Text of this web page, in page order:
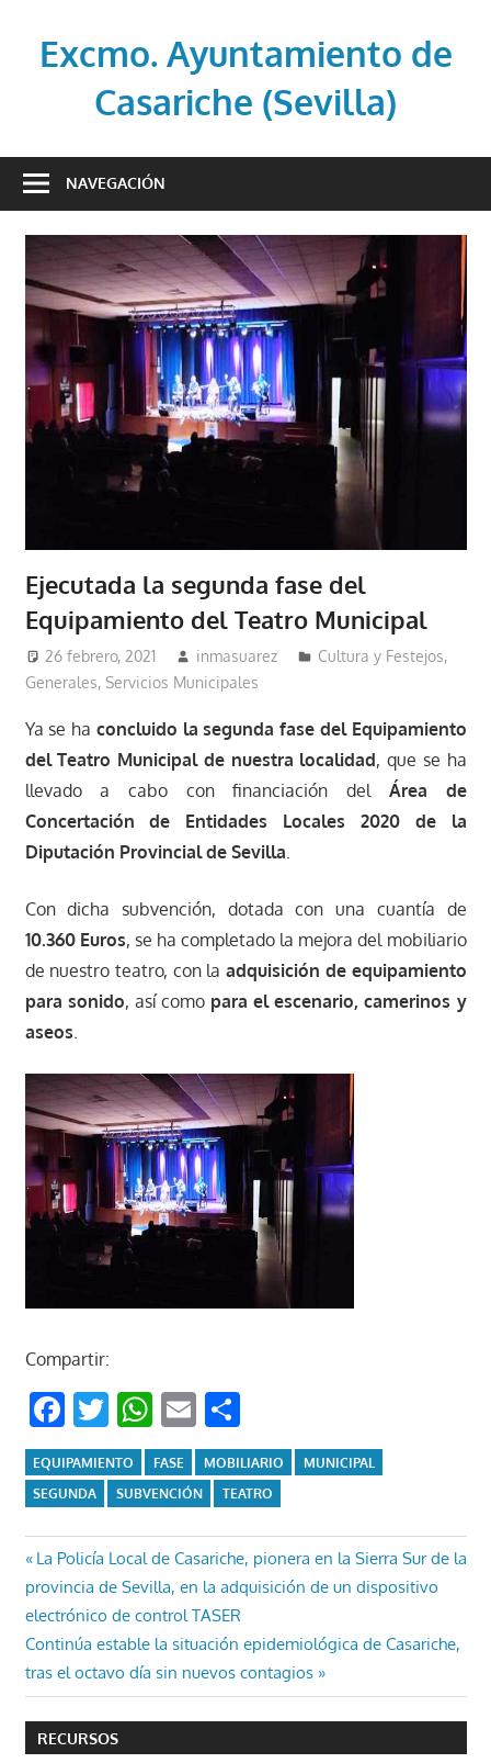
contenidoExcmo. Ayuntamiento de
Casariche (Sevilla)
oficial
Ayuntamiento
de
Casariche
(Sevilla)
NAVEGACIÓN
Ejecutada la segunda fase del
Equipamiento del Teatro Municipal
26 febrero, 2021 inmasuarez Cultura y Festejos,
Generales, Servicios Municipales
Ya se ha concluido la segunda fase del Equipamiento
del Teatro Municipal de nuestra localidad, que se ha
llevado a cabo con financiación del Área de
Concertación de Entidades Locales 2020 de la
Diputación Provincial de Sevilla.
Con dicha subvención, dotada con una cuantía de
10.360 Euros, se ha completado la mejora del mobiliario
de nuestro teatro, con laadquisición de equipamiento
para sonido, así como para el escenario, camerinos y
aseos.
Compartir:
Facebook
Twitter
WhatsApp
EmailCompartir
EQUIPAMIENTO FASE MOBILIARIO
MUNICIPAL
SEGUNDA
SUBVENCIÓN TEATRO
Navegación
de
entradas
Entrada
anterior:
La Policía Local de Casariche, pionera en la Sierra Sur de la
provincia de Sevilla, en la adquisición de un dispositivo
electrónico de control TASER
Entrada
siguiente:
Continúa estable la situación epidemiológica de Casariche,
tras el octavo día sin nuevos contagios
RECURSOS